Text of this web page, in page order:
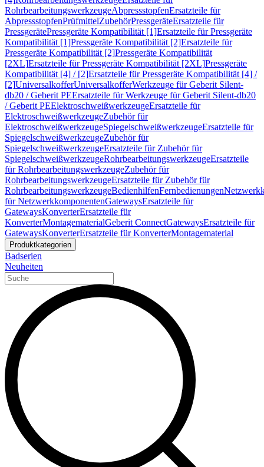
RohrbearbeitungswerkzeugeAbpressstopfenErsatzteile für
AbpressstopfenPrüfmittelZubehörPressgeräteErsatzteile für
PressgerätePressgeräte Kompatibilität [1]Ersatzteile für Pressgeräte
Kompatibilität [1]Pressgeräte Kompatibilität [2]Ersatzteile für
Pressgeräte Kompatibilität [2]Pressgeräte Kompatibilität
[2XL]Ersatzteile für Pressgeräte Kompatibilität [2XL]Pressgeräte
Kompatibilität [4] / [2]Ersatzteile für Pressgeräte Kompatibilität [4] /
[2]UniversalkofferUniversalkofferWerkzeuge für Geberit Silent-
db20 / Geberit PEErsatzteile für Werkzeuge für Geberit Silent-db20
/ Geberit PEElektroschweißwerkzeugeErsatzteile für
ElektroschweißwerkzeugeZubehör für
ElektroschweißwerkzeugeSpiegelschweißwerkzeugeErsatzteile für
SpiegelschweißwerkzeugeZubehör für
SpiegelschweißwerkzeugeErsatzteile für Zubehör für
SpiegelschweißwerkzeugeRohrbearbeitungswerkzeugeErsatzteile
für RohrbearbeitungswerkzeugeZubehör für
RohrbearbeitungswerkzeugeErsatzteile für Zubehör für
RohrbearbeitungswerkzeugeBedienhilfenFernbedienungen
für NetzwerkkomponentenGatewaysErsatzteile für
GatewaysKonverterErsatzteile für
KonverterMontagematerialGeberit ConnectGatewaysErsatzteile für
GatewaysKonverterErsatzteile für KonverterMontagematerial
Produktkategorien
Badserien
Neuheiten